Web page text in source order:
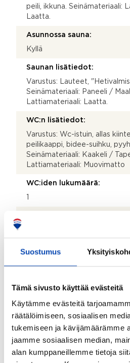
Suostumus
Tämä sivusto käyttää evästeitä
Käytämme evästeitä
räätälöimiseen, sosiaalisen
tukemiseen ja kävijämäärämme
jaamme sosiaalisen median,
alan kumppaneillemme tietoja
peili, ikkuna. Seinämateriaali:
Laatta.
Asunnossa sauna:
Kyllä
Saunan lisätiedot:
Varustus: Lauteet,
Seinämateriaali: Paneeli /
Lattiamateriaali: Laatta.
WC:n lisätiedot:
Varustus: Wc-istuin, allas
peilikaappi, bidee-suihku,
Seinämateriaali: Kaakeli /
Lattiamateriaali: Muovimatto
WC:iden lukumäärä:
ja päävesisulku. Varustus:
hana, käsisuihku, kaapisto,
Varustus: Takka.
Lattiamateriaali: Parketti ja
Makuuhuoneen lisätiedot:
Seinämateriaali: Tapetti.
Makuuhuone 2 Varustus: